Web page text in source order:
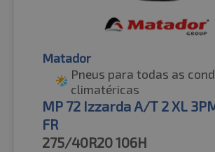
Matador
Pneus para todas as
climatéricas
MP 72 Izzarda A/T 2 XL
FR
275/40R20106H